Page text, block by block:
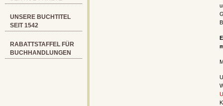
UNSERE BUCHTITEL
SEIT 1542
RABATTSTAFFEL FÜR
BUCHHANDLUNGEN